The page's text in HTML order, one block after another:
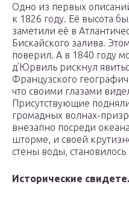
Одно из первых
к 1826 году. Её высота
заметили её в
Бискайского залива.
поверил. А в 1840 году
д’Юрвиль рискнул
Французского
что своими глазами
Присутствующие
громадных волнах-
внезапно посреди
шторме, и своей
стены воды, становилось
Исторические